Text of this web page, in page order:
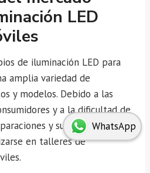
LED
de iluminación LED para
amplia variedad de
y modelos. Debido a las
y a la dificultad de
y sustituciones de
en talleres de
WhatsApp